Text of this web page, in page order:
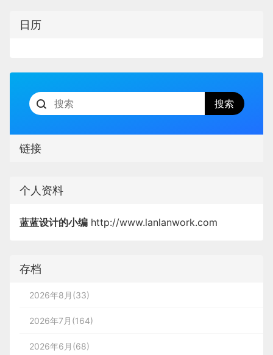
日历
链接
个人资料
蓝蓝设计的小编 http://www.lanlanwork.com
存档
2026年8月(33)
2026年7月(164)
2026年6月(68)